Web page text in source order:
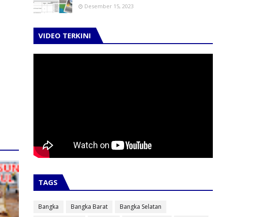
Desember 15, 2023
VIDEO TERKINI
TAGS
Bangka Bangka Barat
Bangka Selatan